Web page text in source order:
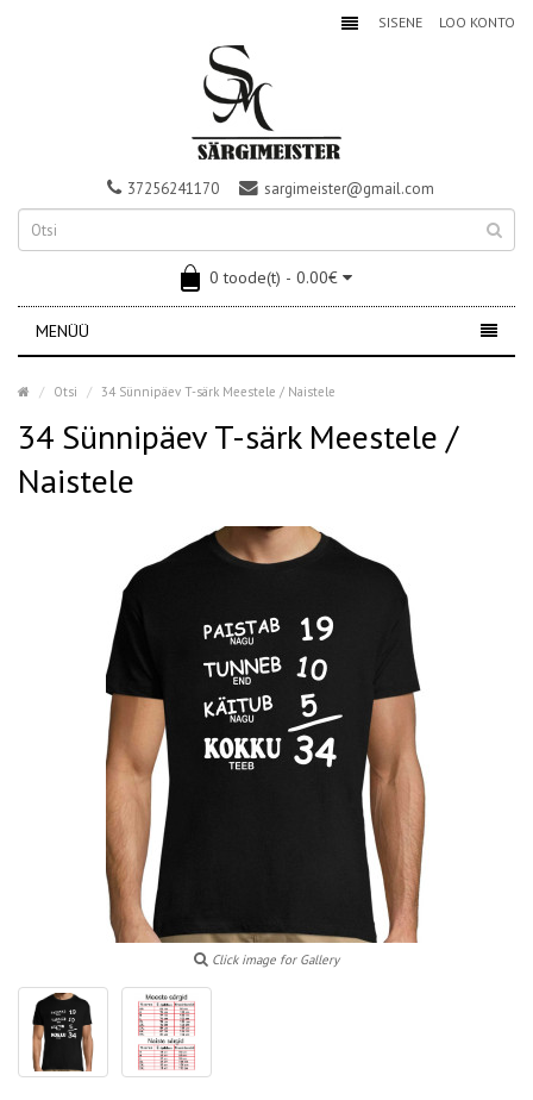
SISENE LOO KONTO
37256241170 sargimeister@gmail.com
0 toode(t) - 0.00€
MENÜÜ
Otsi 34 Sünnipäev T-särk Meestele / Naistele
34 Sünnipäev T-särk Meestele /
Naistele
Click image for Gallery